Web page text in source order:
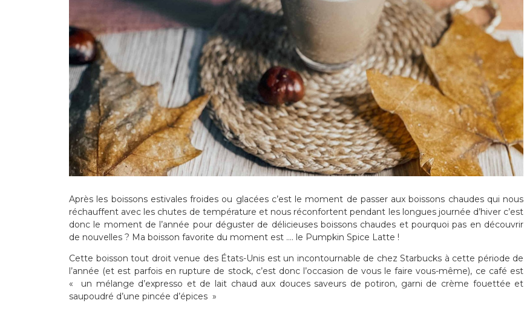
Après les boissons estivales froides ou glacées c’est le moment de passer aux boissons chaudes qui nous
réchauffent avec les chutes de température et nous réconfortent pendant les longues journée d’hiver c’est
donc le moment de l’année pour déguster de délicieuses boissons chaudes et pourquoi pas en découvrir
de nouvelles ? Ma boisson favorite du moment est …. le Pumpkin Spice Latte !
Cette boisson tout droit venue des États-Unis est un incontournable de chez Starbucks à cette période de
l’année (et est parfois en rupture de stock, c’est donc l’occasion de vous le faire vous-même), ce café est
« un mélange d’expresso et de lait chaud aux douces saveurs de potiron, garni de crème fouettée et
saupoudré d’une pincée d’épices »